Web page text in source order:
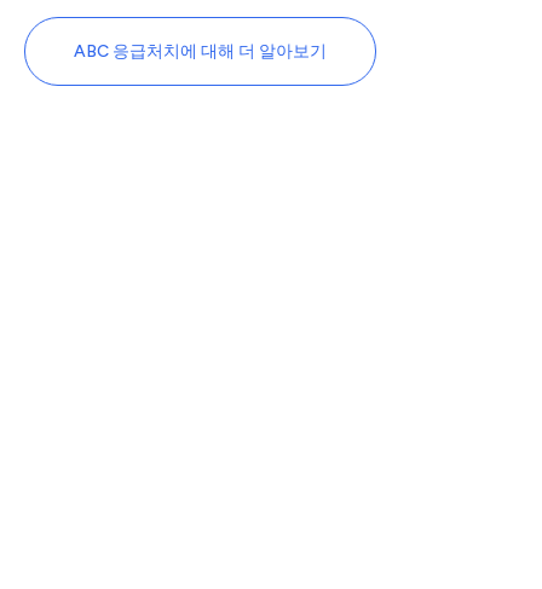
ABC 응급처치에 대해 더 알아보기